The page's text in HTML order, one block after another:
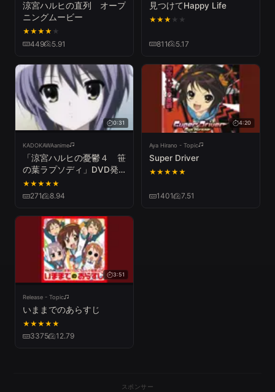
涼宮ハルヒの直列 オープ
ニングムービー
★★★★ ★
449 5.91
見つけてHappy Life
★★★ ★ ★
811 5.17
0:31
KADOKAWAanime
「涼宮ハルヒの憂鬱４ 笹
の葉ラプソディ」DVD発
売CM【30秒】
★★★★★
271 8.94
4:20
Aya Hirano - Topic
Super Driver
★★★★★
1401 7.51
3:51
Release - Topic
いままでのあらすじ
★★★★★
3375 12.79
スポンサー